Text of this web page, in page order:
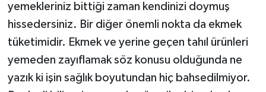
yemekleriniz bittiği zaman kendinizi doymuş
hissedersiniz. Bir diğer önemli nokta da ekmek
tüketimidir. Ekmek ve yerine geçen tahıl ürünleri
yemeden zayıflamak söz konusu olduğunda ne
yazık ki işin sağlık boyutundan hiç bahsedilmiyor.